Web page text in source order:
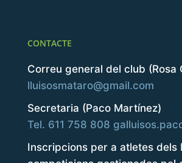
CONTACTE
Correu general del club (Rosa
lluisosmataro@gmail.com
Secretaria (Paco Martínez)
Tel. 611 758 808
Inscripcions per a atletes dels